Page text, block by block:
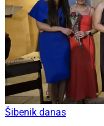
Šibenik danas